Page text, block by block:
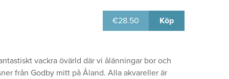
€28.50 Köp
vackra övärld där vi ålänningar bor och
från Godby mitt på Åland. Alla akvareller är